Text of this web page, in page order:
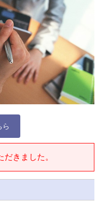
ら
きました。